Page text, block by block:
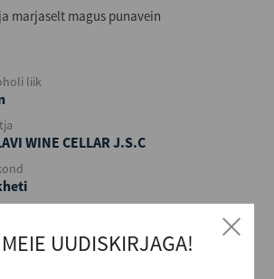
marjaselt magus punavein
liik
WINE CELLAR J.S.C
UUDISKIRJAGA!